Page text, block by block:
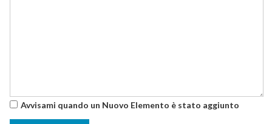
Avvisami quando un Nuovo Elemento è stato aggiunto